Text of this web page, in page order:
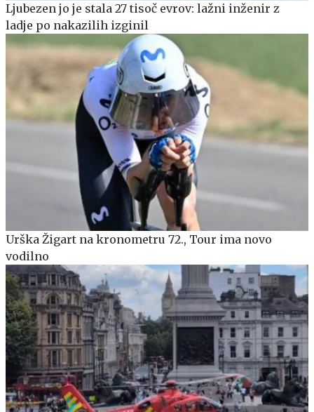
Ljubezen jo je stala 27 tisoč evrov: lažni inženir z
ladje po nakazilih izginil
Urška Žigart na kronometru 72., Tour ima novo
vodilno